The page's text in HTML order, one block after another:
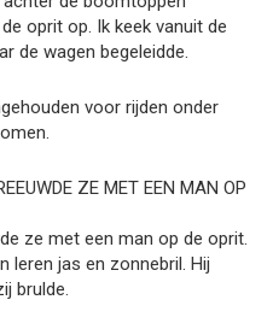
oprit op. Ik keek vanuit de
de wagen begeleidde.
voor rijden onder
ZE MET EEN MAN OP
ze met een man op de oprit.
leren jas en zonnebril. Hij
brulde.